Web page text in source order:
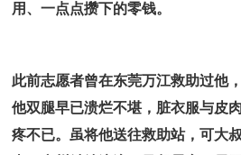
用、一点点攒下的零钱。
此前志愿者曾在东莞万江救助过他
他双腿早已溃烂不堪，脏衣服与皮
疼不已。虽将他送往救助站，可大